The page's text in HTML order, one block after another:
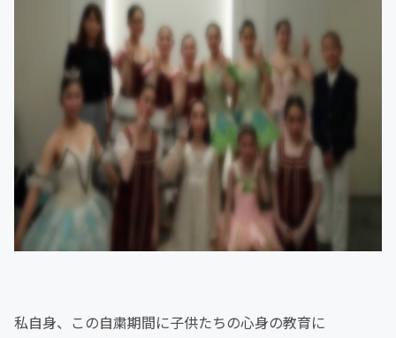
私自身、この自粛期間に子供たちの心身の教育に